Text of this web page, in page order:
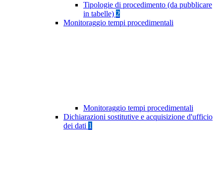
Tipologie di procedimento (da pubblicare
in tabelle) 2
Monitoraggio tempi procedimentali
Monitoraggio tempi procedimentali
Dichiarazioni sostitutive e acquisizione d'ufficio
dei dati 1